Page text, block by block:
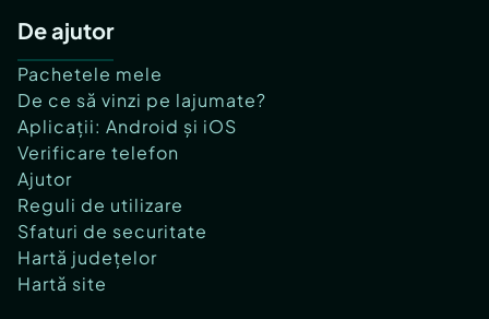
De ajutor
Pachetele mele
De ce să vinzi pe lajumate?
Aplicații: Android și iOS
Verificare telefon
Ajutor
Reguli de utilizare
Sfaturi de securitate
Hartă județelor
Hartă site